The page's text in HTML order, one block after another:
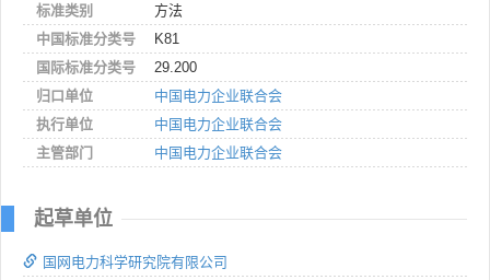
标准类别
方法
中国标准分类号
K81
国际标准分类号
29.200
归口单位
中国电力企业联合会
执行单位
中国电力企业联合会
主管部门
中国电力企业联合会
起草单位
国网电力科学研究院有限公司